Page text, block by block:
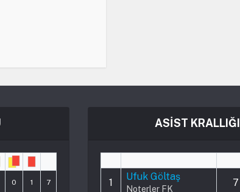
0 1 7
ASİST KRALLIĞI
1
Ufuk Göltaş
Noterler FK
7